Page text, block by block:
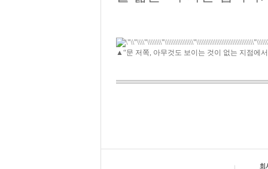
▲“문 저쪽, 아무것도 보이는 것이 없는 지점에